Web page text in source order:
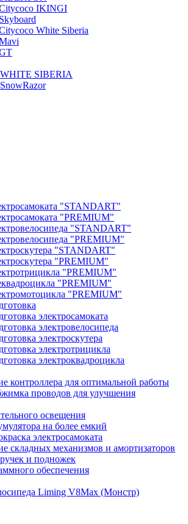
IKINGI
White Siberia
WHITE SIBERIA
"STANDART"
"PREMIUM"
"STANDART"
"PREMIUM"
"STANDART"
"PREMIUM"
"PREMIUM"
"PREMIUM"
"PREMIUM"
электросамоката
электровелосипеда
электроскутера
электротрицикла
электроквадроцикла
контроллера для оптимальной работы
проводов для улучшения
освещения
на более емкий
электросамоката
складных механизмов и амортизаторов
и подножек
обеспечения
Liming V8Max (Монстр)